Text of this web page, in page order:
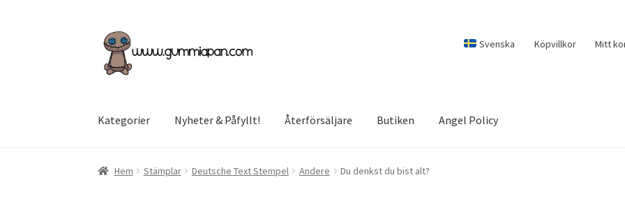
Hoppa
till
navigering
Hoppa
till
innehåll
Svenska Köpvillkor Mitt
Kategorier Nyheter & Påfyllt! Återförsäljare Butiken Angel Policy
Hem Stämplar Deutsche Text Stempel Andere Du denkst du bist alt?